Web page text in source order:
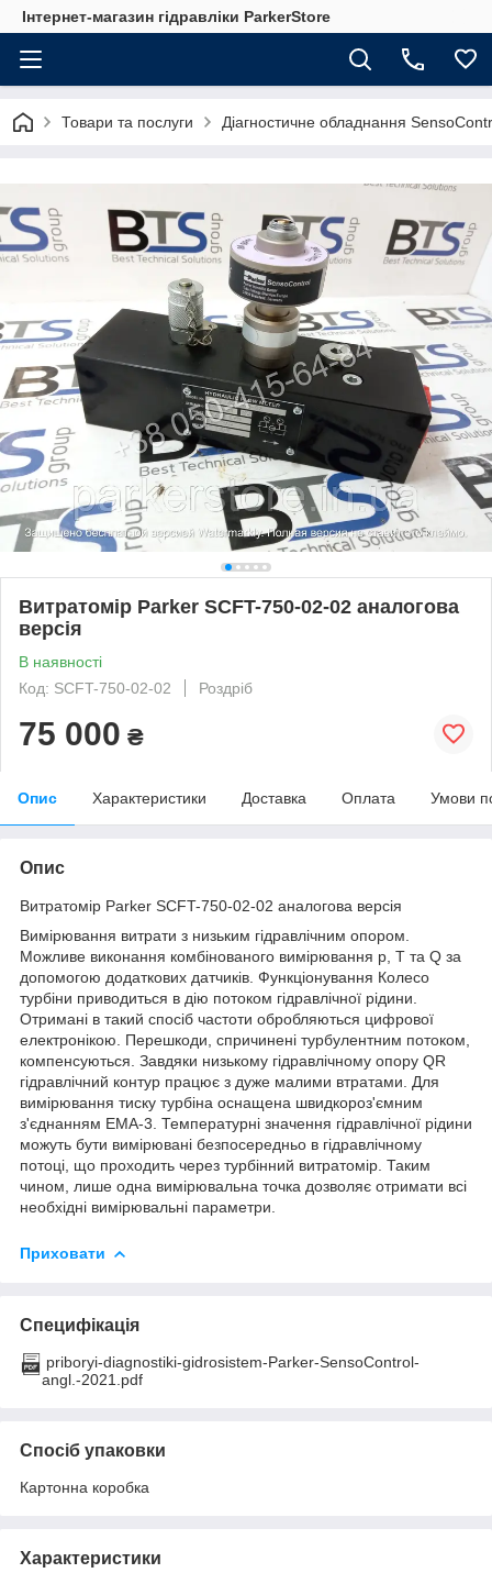
Інтернет-магазин гідравліки ParkerStore
Товари та послуги Діагностичне обладнання
Витратомір Parker SCFT-750-02-02 аналогова
версія
В наявності
Код: SCFT-750-02-02
Роздріб
75 000 ₴
Опис Характеристики Доставка Оплата Умови
Опис
Витратомір Parker SCFT-750-02-02 аналогова версія
Вимірювання витрати з низьким гідравлічним опором.
Можливе виконання комбінованого вимірювання p, T та Q за
допомогою додаткових датчиків. Функціонування Колесо
турбіни приводиться в дію потоком гідравлічної рідини.
Отримані в такий спосіб частоти обробляються цифрової
електронікою. Перешкоди, спричинені турбулентним потоком,
компенсуються. Завдяки низькому гідравлічному опору QR
гідравлічний контур працює з дуже малими втратами. Для
вимірювання тиску турбіна оснащена швидкороз'ємним
з'єднанням EМА-3. Температурні значення гідравлічної рідини
можуть бути вимірювані безпосередньо в гідравлічному
потоці, що проходить через турбінний витратомір. Таким
чином, лише одна вимірювальна точка дозволяє отримати всі
необхідні вимірювальні параметри.
Приховати
Специфікація
priboryi-diagnostiki-gidrosistem-Parker-SensoControl-
angl.-2021.pdf
Спосіб упаковки
Картонна коробка
Характеристики